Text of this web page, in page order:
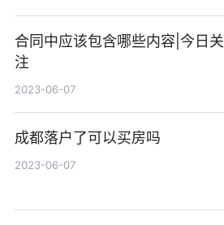
合同中应该包含哪些内容|今日关
注
2023-06-07
成都落户了可以买房吗
2023-06-07